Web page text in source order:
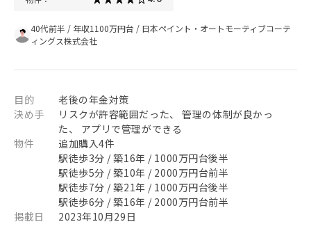
40代前半 / 年収1100万円台 / 日本ペイント・オートモーティブコーテ
ィングス株式会社
目的
老後の年金対策
決め手
リスクが許容範囲だった、 管理の体制が良かっ
た、 アプリで管理ができる
物件
追加購入4件
駅徒歩3分 / 築16年 / 1000万円台後半
駅徒歩5分 / 築10年 / 2000万円台前半
駅徒歩7分 / 築21年 / 1000万円台後半
駅徒歩6分 / 築16年 / 2000万円台前半
掲載日
2023年10月29日